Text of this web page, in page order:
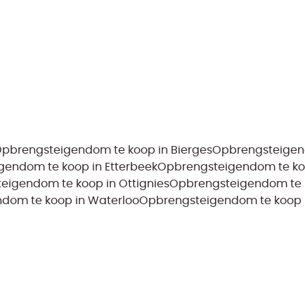
te koop in Bierges
te koop in EtterbeekOpbrengsteigendom te
te koop in OttigniesOpbrengsteigendom te
te koop in WaterlooOpbrengsteigendom te koop